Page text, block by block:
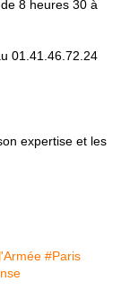
8 heures 30 à
01.41.46.72.24
expertise et les
#Paris